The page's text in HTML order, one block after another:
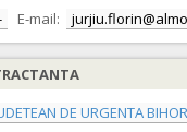
E-mail:
DE URGENTA BIHOR